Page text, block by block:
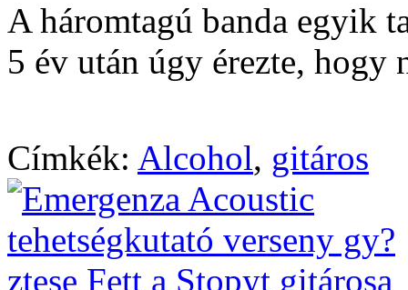
A háromtagú banda egyik
5 év után úgy érezte, hogy
Címkék: Alcohol, gitáros